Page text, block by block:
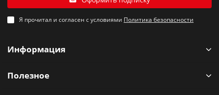
Я прочитал и согласен с условиями Политика безопасности
Информация
Полезное